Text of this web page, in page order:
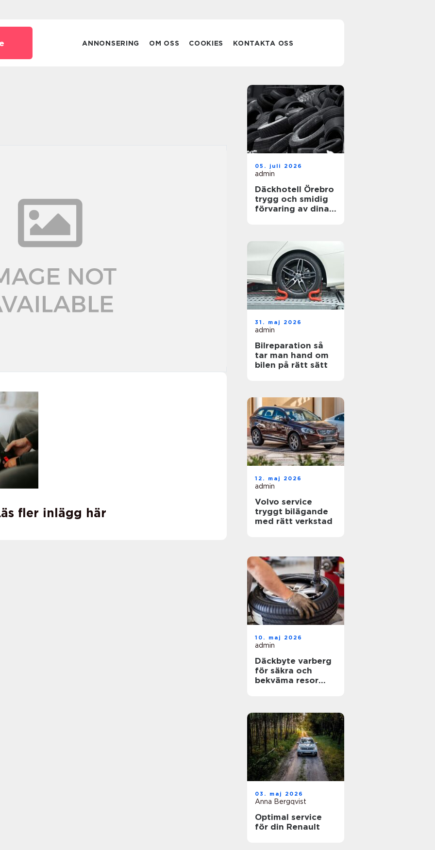
ANNONSERING OM OSS COOKIES KONTAKTA OSS
fler inlägg här
05. juli 2026
admin
Däckhotell Örebro
trygg och smidig
förvaring av dina
31. maj 2026
admin
Bilreparation så
tar man hand om
bilen på rätt sätt
12. maj 2026
admin
Volvo service
tryggt bilägande
med rätt verkstad
10. maj 2026
admin
Däckbyte varberg
för säkra och
bekväma resor
03. maj 2026
Anna Bergqvist
Optimal service
för din Renault